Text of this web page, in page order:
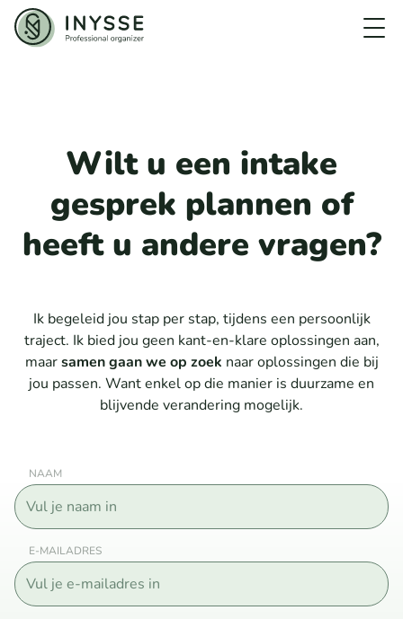
Over INYSSE
Intakegesprek inplannen
Wilt u een intake
gesprek plannen of
heeft u andere vragen?
Ik begeleid jou stap per stap, tijdens een persoonlijk
traject. Ik bied jou geen kant-en-klare oplossingen aan,
maarsamen gaan we op zoek naar oplossingen die bij
jou passen. Want enkel op die manier is duurzame en
blijvende verandering mogelijk.
NAAM
E-MAILADRES